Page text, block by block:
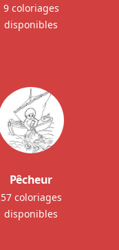
9 coloriages
disponibles
Pêcheur
57 coloriages
disponibles